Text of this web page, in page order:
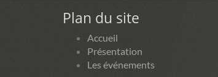
Plan du site
Accueil
Présentation
Les événements